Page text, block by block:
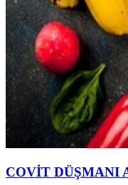
COVİT DÜŞMANI